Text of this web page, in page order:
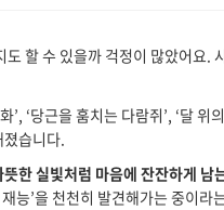
할 수 있을까 걱정이 많았어요
’, ‘당근을 훔치는 다람쥐’, ‘달
습니다.
뜻한 실빛처럼 마음에 잔잔하게 남
능’을 천천히 발견해가는 중이라